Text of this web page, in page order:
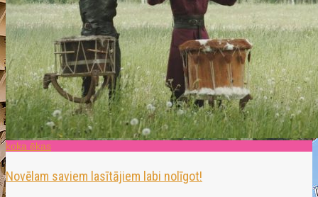
koka ēkas
Novēlam saviem lasītājiem labi nolīgot!